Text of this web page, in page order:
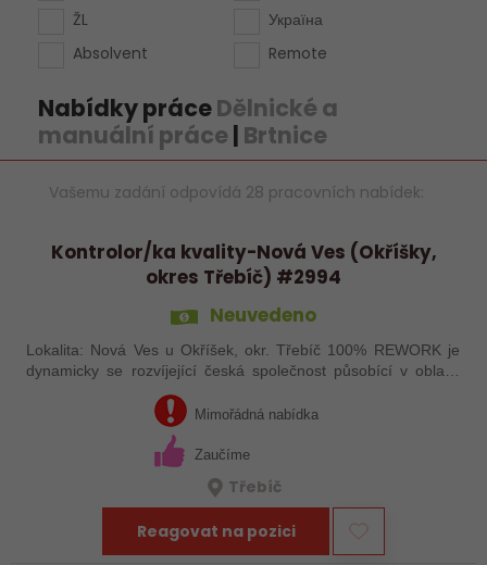
ŽL
Absolvent
Україна
Remote
Nabídky práceDělnické a
manuální práce | Brtnice
Vašemu zadání odpovídá 28 pracovních nabídek:
Kontrolor/ka kvality-Nová Ves (Okříšky,
okres Třebíč) #2994
Neuvedeno
Lokalita: Nová Ves u Okříšek, okr. Třebíč 100% REWORK je
dynamicky se rozvíjející česká společnost působící v oblasti
kontrolních služeb pro automobilový průmysl s provozy po celé
ČR. Zabýváme se…
Mimořádná nabídka
Zaučíme
Třebíč
Reagovat na pozici